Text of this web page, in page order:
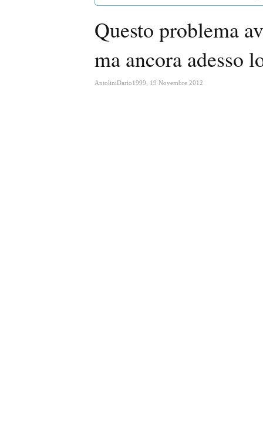
Questo problema
ma ancora adesso
AntoliniDario1999 19 Novembre 2012